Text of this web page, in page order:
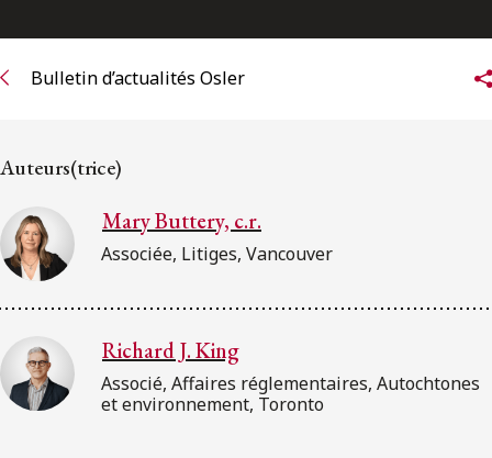
ENGLISH
S’abonner
Bulletin d’actualités Osler
Auteurs(trice)
Mary Buttery, c.r.
Associée, Litiges, Vancouver
Richard J. King
Associé, Affaires réglementaires, Autochtones
et environnement, Toronto